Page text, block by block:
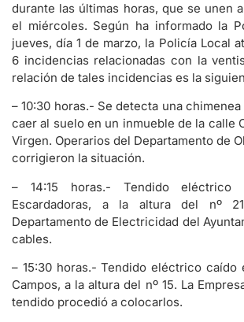
durante las últimas horas, que se unen
el miércoles. Según ha informado la
jueves, día 1 de marzo, la Policía Local
6 incidencias relacionadas con la
relación de tales incidencias es la
– 10:30 horas.- Se detecta una
caer al suelo en un inmueble de la calle
Virgen. Operarios del Departamento de
corrigieron la situación.
– 14:15 horas.- Tendido
Escardadoras, a la altura del nº
Departamento de Electricidad del
cables.
– 15:30 horas.- Tendido eléctrico caído
Campos, a la altura del nº 15. La
tendido procedió a colocarlos.